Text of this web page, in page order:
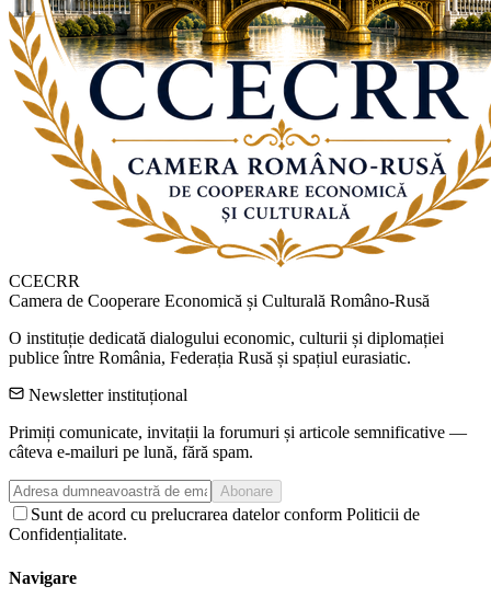
CCECRR
Camera de Cooperare Economică și Culturală Româno-Rusă
O instituție dedicată dialogului economic, culturii și diplomației
publice între România, Federația Rusă și spațiul eurasiatic.
Newsletter instituțional
Primiți comunicate, invitații la forumuri și articole semnificative —
câteva e-mailuri pe lună, fără spam.
Abonare
Sunt de acord cu prelucrarea datelor conform Politicii de
Confidențialitate.
Navigare